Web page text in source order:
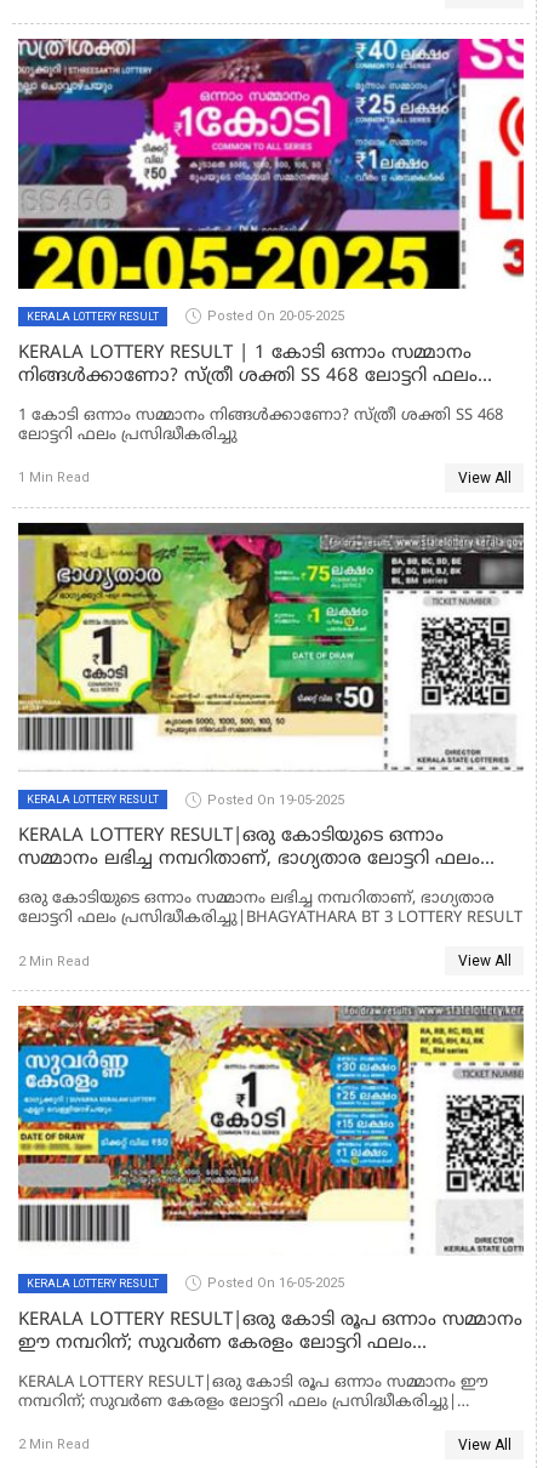
KERALA LOTTERY RESULT Posted On 20-05-2025
KERALA LOTTERY RESULT | 1 കോടി ഒന്നാം സമ്മാനം
നിങ്ങൾക്കാണോ? സ്ത്രീ ശക്തി SS 468 ലോട്ടറി ഫലം
1 കോടി ഒന്നാം സമ്മാനം നിങ്ങൾക്കാണോ? സ്ത്രീ ശക്തി SS 468
ലോട്ടറി ഫലം പ്രസിദ്ധീകരിച്ചു
1 Min Read View All
KERALA LOTTERY RESULT Posted On 19-05-2025
KERALA LOTTERY RESULT|ഒരു കോടിയുടെ ഒന്നാം
സമ്മാനം ലഭിച്ച നമ്പറിതാണ്, ഭാഗ്യതാര ലോട്ടറി ഫലം
ഒരു കോടിയുടെ ഒന്നാം സമ്മാനം ലഭിച്ച നമ്പറിതാണ്, ഭാഗ്യതാര
ലോട്ടറി ഫലം പ്രസിദ്ധീകരിച്ചു|BHAGYATHARA BT 3 LOTTERY RESULT
2 Min Read View All
KERALA LOTTERY RESULT Posted On 16-05-2025
KERALA LOTTERY RESULT|ഒരു കോടി രൂപ ഒന്നാം സമ്മാനം
ഈ നമ്പറിന്; സുവര്‍ണ കേരളം ലോട്ടറി ഫലം
RESULT
KERALA LOTTERY RESULT|ഒരു കോടി രൂപ ഒന്നാം സമ്മാനം ഈ
നമ്പറിന്; സുവര്‍ണ കേരളം ലോട്ടറി ഫലം പ്രസിദ്ധീകരിച്ചു|
2 Min Read View All